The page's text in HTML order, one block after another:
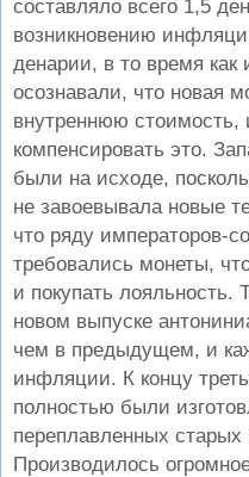
составляло всего 1,5
возникновению
денарии, в то время как
осознавали, что новая
внутреннюю
компенсировать это.
были на исходе,
не завоевывала новые
что ряду императоров-
требовались монеты,
и покупать лояльность.
новом выпуске
чем в предыдущем, и
инфляции. К концу
полностью были
переплавленных старых
Производилось